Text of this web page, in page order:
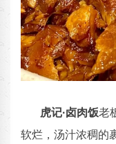
虎记·卤肉饭老
软烂，汤汁浓稠的